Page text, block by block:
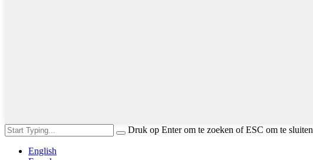
Druk op Enter om te zoeken of ESC om te sluiten
English